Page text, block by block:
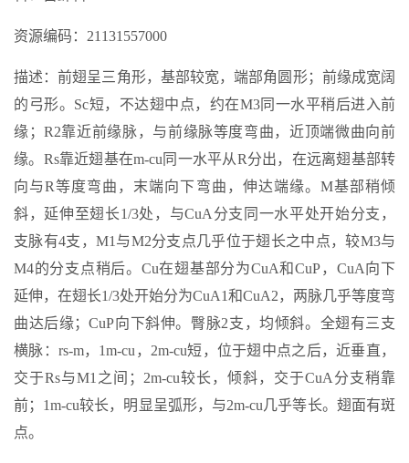
资源编码：21131557000
描述：前翅呈三角形，基部较宽，端部角圆形；前缘成宽阔
的弓形。Sc短，不达翅中点，约在M3同一水平稍后进入前
缘；R2靠近前缘脉，与前缘脉等度弯曲，近顶端微曲向前
缘。Rs靠近翅基在m-cu同一水平从R分出，在远离翅基部转
向与R等度弯曲，末端向下弯曲，伸达端缘。M基部稍倾
斜，延伸至翅长1/3处，与CuA分支同一水平处开始分支，
支脉有4支，M1与M2分支点几乎位于翅长之中点，较M3与
M4的分支点稍后。Cu在翅基部分为CuA和CuP，CuA向下
延伸，在翅长1/3处开始分为CuA1和CuA2，两脉几乎等度弯
曲达后缘；CuP向下斜伸。臀脉2支，均倾斜。全翅有三支
横脉：rs-m，1m-cu，2m-cu短，位于翅中点之后，近垂直，
交于Rs与M1之间；2m-cu较长，倾斜，交于CuA分支稍靠
前；1m-cu较长，明显呈弧形，与2m-cu几乎等长。翅面有斑
点。